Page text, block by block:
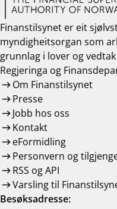
Finanstilsynet er eit
myndigheitsorgan som
grunnlag i lover og
Regjeringa og
Om Finanstilsynet
Presse
Jobb hos oss
Kontakt
eFormidling
Personvern og
RSS og API
Varsling til
Besøksadresse: